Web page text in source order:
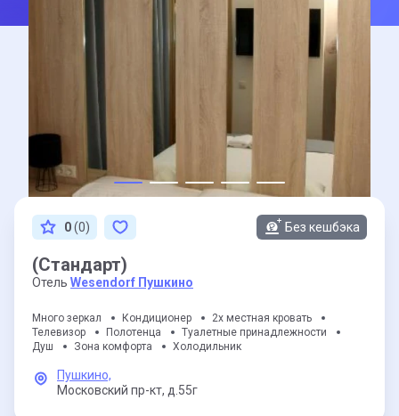
0(0) Без кешбэка
(Стандарт)
Отель Wesendorf Пушкино
Много зеркал Кондиционер
2х местная кровать
Телевизор
Полотенца
Туалетные принадлежности
Душ
Зона комфорта Холодильник
Пушкино,
Московский пр-кт, д.55г